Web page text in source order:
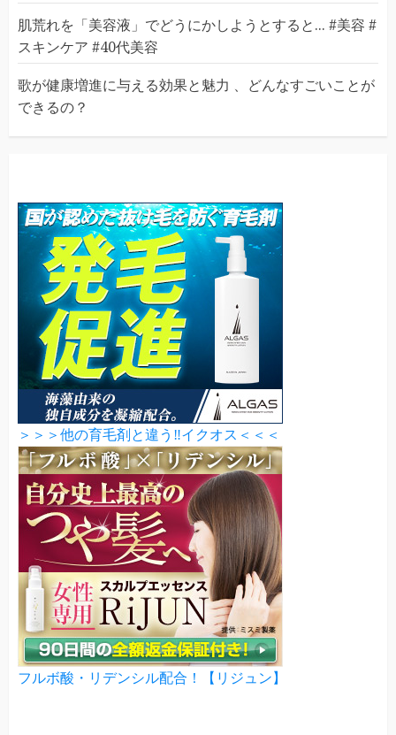
肌荒れを「美容液」でどうにかしようとすると... #美容 #
スキンケア #40代美容
歌が健康増進に与える効果と魅力 、どんなすごいことが
できるの？
＞＞＞他の育毛剤と違う‼イクオス＜＜＜
フルボ酸・リデンシル配合！【リジュン】